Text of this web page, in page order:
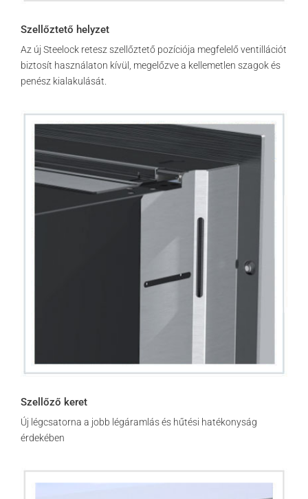
Szellőztető helyzet
Az új Steelock retesz szellőztető pozíciója megfelelő ventillációt
biztosít használaton kívül, megelőzve a kellemetlen szagok és
penész kialakulását.
Szellőző keret
Új légcsatorna a jobb légáramlás és hűtési hatékonyság
érdekében